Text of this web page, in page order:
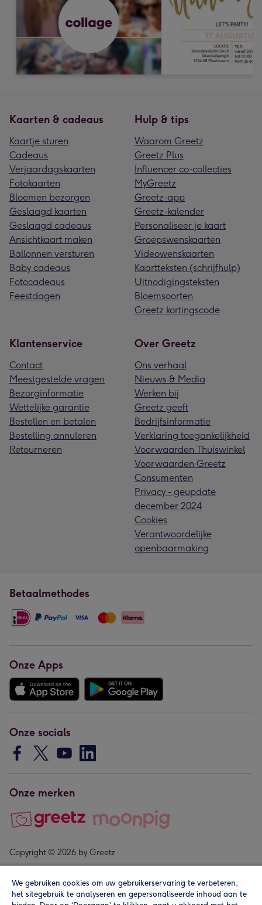
Kaarten & cadeaus
Kaartje sturen
Cadeaus
Verjaardagskaarten
Fotokaarten
Bloemen bezorgen
Geslaagd kaarten
Geslaagd cadeaus
Ansichtkaart maken
Ballonnen versturen
Baby cadeaus
Fotocadeaus
Feestdagen
Hulp & tips
Waarom Greetz
Greetz Plus
Influencer co-collecties
MyGreetz
Greetz-app
Greetz-kalender
Personaliseer je kaart
Groepswenskaarten
Videowenskaarten
Kaartteksten (schrijfhulp)
Uitnodigingsteksten
Bloemsoorten
Greetz kortingscode
Klantenservice
Contact
Meestgestelde vragen
Bezorginformatie
Wettelijke garantie
Bestellen en betalen
Bestelling annuleren
Retourneren
Over Greetz
Ons verhaal
Nieuws & Media
Werken bij
Greetz geeft
Bedrijfsinformatie
Verklaring toegankelijkheid
Voorwaarden Thuiswinkel
Voorwaarden Greetz
Consumenten
Privacy - geupdate
december 2024
Cookies
Verantwoordelijke
openbaarmaking
Betaalmethodes
Onze Apps
Onze socials
Onze merken
Copyright © 2026 by Greetz
We gebruiken cookies om uw gebruikerservaring te verbeteren,
het sitegebruik te analyseren en gepersonaliseerde inhoud aan te